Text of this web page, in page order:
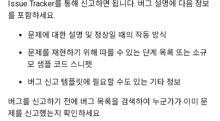
Issue Tracker를 통해 신고하면 됩니다. 버그 설명에 다음 정보
를 포함하세요.
문제에 대한 설명 및 정상일 때의 작동 방식
문제를 재현하기 위해 따를 수 있는 단계 목록 또는 소규
모 샘플 코드 스니펫
버그 신고 템플릿에 필요할 수도 있는 기타 정보
버그를 신고하기 전에 버그 목록을 검색하여 누군가가 이미 문
제를 신고했는지 확인하세요.